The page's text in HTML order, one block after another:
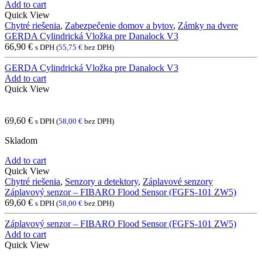
Add to cart
Quick View
Chytré riešenia, Zabezpečenie domov a bytov, Zámky na dvere
GERDA Cylindrická Vložka pre Danalock V3
66,90 € s DPH (55,75 € bez DPH)
GERDA Cylindrická Vložka pre Danalock V3
Add to cart
Quick View
69,60 € s DPH (58,00 € bez DPH)
Skladom
Add to cart
Quick View
Chytré riešenia, Senzory a detektory, Záplavové senzory
Záplavový senzor – FIBARO Flood Sensor (FGFS-101 ZW5)
69,60 € s DPH (58,00 € bez DPH)
Záplavový senzor – FIBARO Flood Sensor (FGFS-101 ZW5)
Add to cart
Quick View